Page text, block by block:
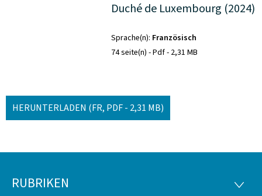
Duché de Luxembourg (2024)
Sprache(n) Französisch
74 seite(n) Pdf 2,31 MB
HERUNTERLADEN (FR, PDF - 2,31 MB)
Footer
RUBRIKEN